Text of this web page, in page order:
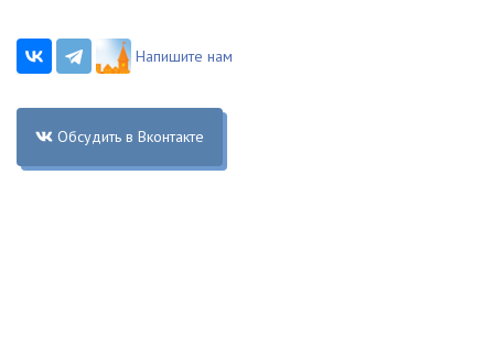
Напишите нам
Обсудить в Вконтакте